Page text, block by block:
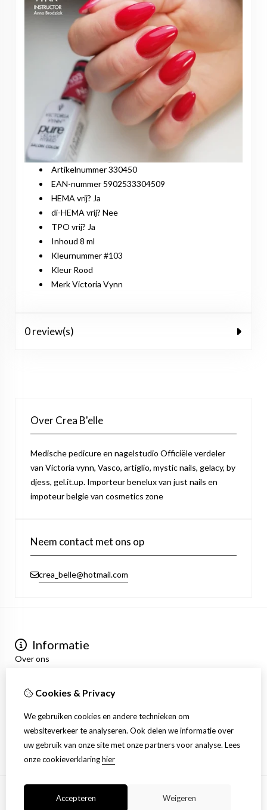
Artikelnummer 330450
EAN-nummer 5902533304509
HEMA vrij? Ja
di-HEMA vrij? Nee
TPO vrij? Ja
Inhoud 8 ml
Kleurnummer #103
Kleur Rood
Merk Victoria Vynn
0 review(s)
Over Crea B'elle
Medische pedicure en nagelstudio Officiële verdeler
van Victoria vynn, Vasco, artiglio, mystic nails, gelacy, by
djess, gel.it.up. Importeur benelux van just nails en
impoteur belgie van cosmetics zone
Neem contact met ons op
crea_belle@hotmail.com
Informatie
Over ons
Algemene voorwaarden
Mijn account
Inloggen
Bestelhistorie
Verlanglijst
Nieuwsbrief
Cookies & Privacy
We gebruiken cookies en andere technieken om
websiteverkeer te analyseren. Ook delen we informatie over
uw gebruik van onze site met onze partners voor analyse. Lees
onze cookieverklaringhier
Accepteren Weigeren